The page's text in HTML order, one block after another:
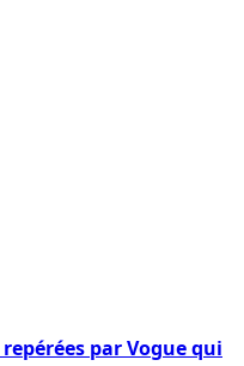
par Vogue qui